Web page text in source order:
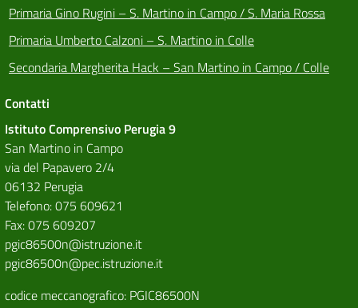
Primaria Gino Rugini – S. Martino in Campo / S. Maria Rossa
Primaria Umberto Calzoni – S. Martino in Colle
Secondaria Margherita Hack – San Martino in Campo / Colle
Contatti
Istituto Comprensivo Perugia 9
San Martino in Campo
via del Papavero 2/4
06132 Perugia
Telefono: 075 609621
Fax: 075 609207
pgic86500n@istruzione.it
pgic86500n@pec.istruzione.it
codice meccanografico: PGIC86500N